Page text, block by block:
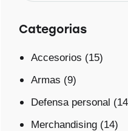
Categorias
Accesorios (15)
Armas (9)
Defensa personal
Merchandising (14)